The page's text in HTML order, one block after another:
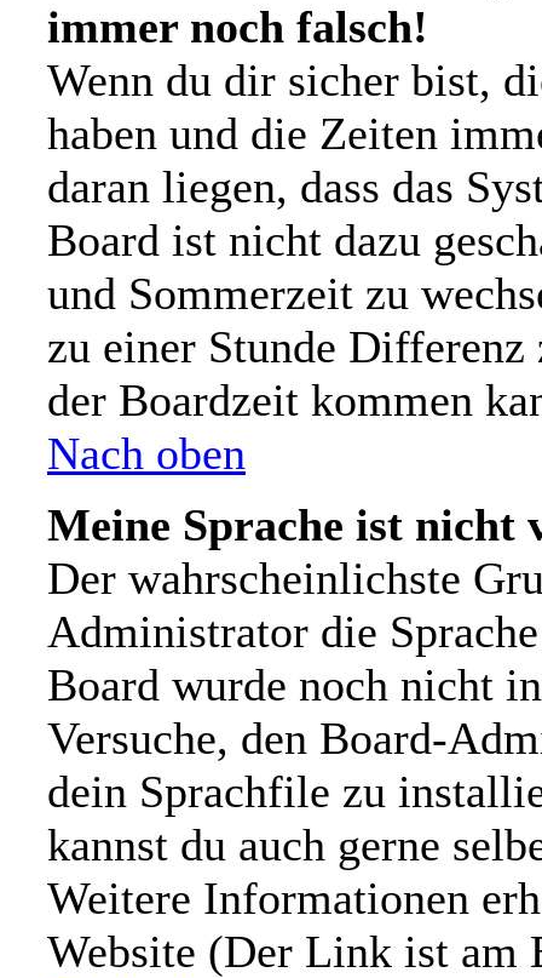
immer noch falsch!
Wenn du dir sicher bist,
haben und die Zeiten
daran liegen, dass das
Board ist nicht dazu
und Sommerzeit zu
zu einer Stunde
der Boardzeit kommen
Nach oben
Meine Sprache ist nicht
Der wahrscheinlichste
Administrator die
Board wurde noch nicht
Versuche, den Board-
dein Sprachfile zu
kannst du auch gerne
Weitere Informationen
Website (Der Link ist am